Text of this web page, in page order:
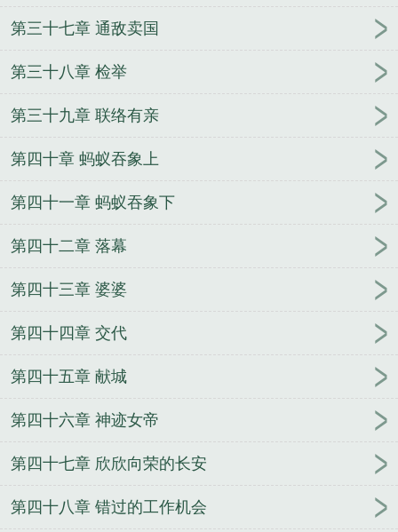
第三十七章 通敌卖国
第三十八章 检举
第三十九章 联络有亲
第四十章 蚂蚁吞象上
第四十一章 蚂蚁吞象下
第四十二章 落幕
第四十三章 婆婆
第四十四章 交代
第四十五章 献城
第四十六章 神迹女帝
第四十七章 欣欣向荣的长安
第四十八章 错过的工作机会